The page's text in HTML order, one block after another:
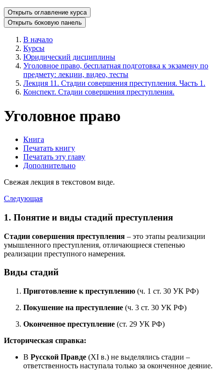
Открыть оглавление курса
Открыть боковую панель
В начало
Курсы
Юридический дисциплины
Уголовное право, бесплатная подготовка к экзамену по
предмету: лекции, видео, тесты
Лекция 11. Стадии совершения преступления. Часть 1.
Конспект. Стадии совершения преступления.
Уголовное право
Книга
Печатать книгу
Печатать эту главу
Дополнительно
Свежая лекция в текстовом виде.
Следующая
1. Понятие и виды стадий преступления
Стадии совершения преступления – это этапы реализации
умышленного преступления, отличающиеся степенью
реализации преступного намерения.
Виды стадий
Приготовление к преступлению (ч. 1 ст. 30 УК РФ)
Покушение на преступление (ч. 3 ст. 30 УК РФ)
Оконченное преступление (ст. 29 УК РФ)
Историческая справка:
В Русской Правде (XI в.) не выделялись стадии –
ответственность наступала только за оконченное деяние.